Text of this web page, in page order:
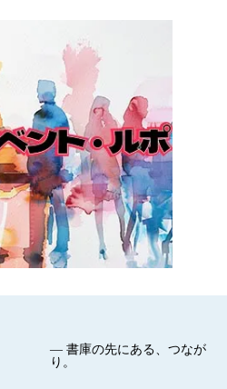
— 書庫の先にある、つなが
り。